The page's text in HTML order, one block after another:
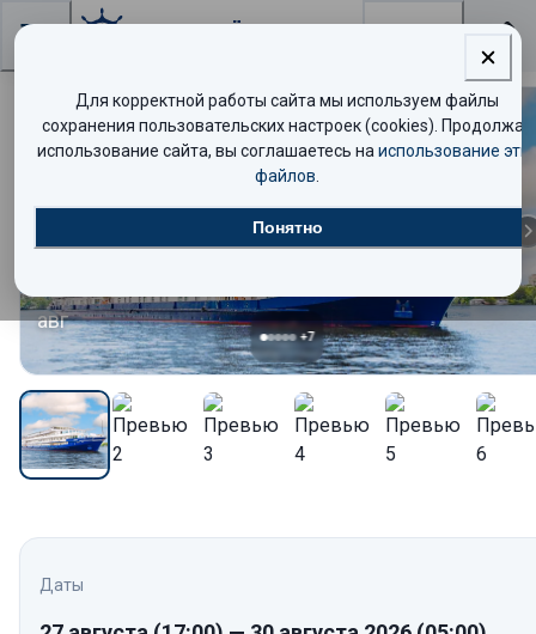
+7
Комфорт
27
авг
Даты
Для корректной работы сайта мы используем файлы
сохранения пользовательских настроек (cookies). Продолжая
использование сайта, вы соглашаетесь на использование
файлов
Понятно